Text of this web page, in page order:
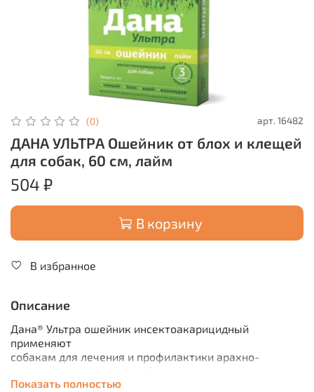
(0) арт. 16482
ДАНА УЛЬТРА Ошейник от блох и клещей
для собак, 60 см, лайм
504 ₽
В корзину
В избранное
Описание
Дана® Ультра ошейник инсектоакарицидный
применяют
собакам для лечения и профилактики арахно-
власоедами, саркоптоидными, иксодовыми клещами,
Показать полностью